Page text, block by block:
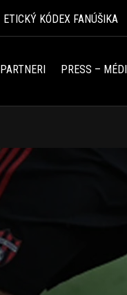
ETICKÝ KÓDEX FANÚŠIKA
PARTNERI PRESS –